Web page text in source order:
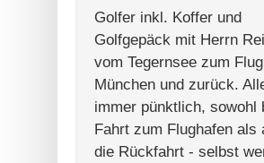
Golfer inkl. Koffer und
Golfgepäck mit Herrn
vom Tegernsee zum
München und zurück.
immer pünktlich, sowohl
Fahrt zum Flughafen als
die Rückfahrt - selbst